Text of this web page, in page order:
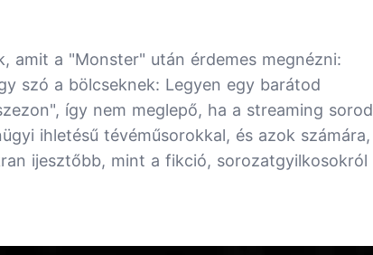
amit a "Monster" után érdemes megnézni:
szó a bölcseknek: Legyen egy barátod
így nem meglepő, ha a streaming sorod
ihletésű tévéműsorokkal, és azok számára,
ijesztőbb, mint a fikció, sorozatgyilkosokról